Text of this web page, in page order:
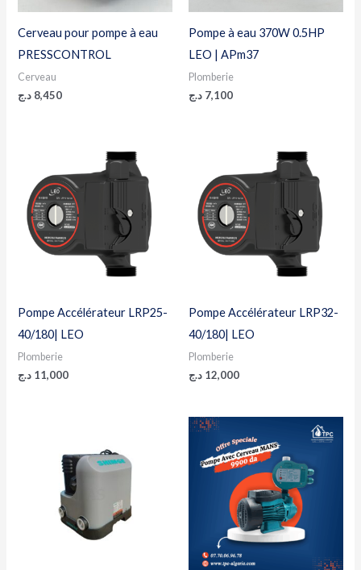
Cerveau pour pompe à eau
PRESSCONTROL
Cerveau
8,450 د.ج
Pompe à eau 370W 0.5HP
LEO | APm37
Plomberie
7,100 د.ج
Pompe Accélérateur LRP25-
40/180| LEO
Plomberie
11,000 د.ج
Pompe Accélérateur LRP32-
40/180| LEO
Plomberie
12,000 د.ج